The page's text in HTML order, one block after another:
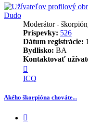
Dudo
Moderátor -
Príspevky: 526
Dátum registrácie:
Bydlisko: BA
Kontaktovať
informácie
užívateľa
Dudo
ICQ
Akého škorpióna chováte...